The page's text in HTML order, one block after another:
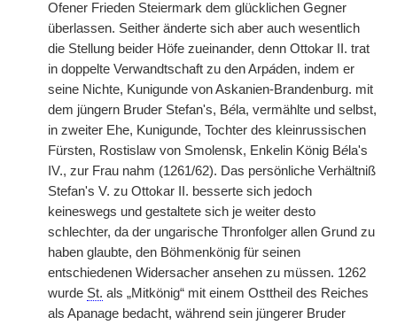
Ofener Frieden Steiermark dem glücklichen Gegner
überlassen. Seither änderte sich aber auch wesentlich
die Stellung beider Höfe zueinander, denn Ottokar II. trat
in doppelte Verwandtschaft zu den Arpáden, indem er
seine Nichte, Kunigunde von Askanien-Brandenburg. mit
dem jüngern Bruder Stefan's, Béla, vermählte und selbst,
in zweiter Ehe, Kunigunde, Tochter des kleinrussischen
Fürsten, Rostislaw von Smolensk, Enkelin König Béla's
IV., zur Frau nahm (1261/62). Das persönliche Verhältniß
Stefan's V. zu Ottokar II. besserte sich jedoch
keineswegs und gestaltete sich je weiter desto
schlechter, da der ungarische Thronfolger allen Grund zu
haben glaubte, den Böhmenkönig für seinen
entschiedenen Widersacher ansehen zu müssen. 1262
wurde St. als „Mitkönig“ mit einem Osttheil des Reiches
als Apanage bedacht, während sein jüngerer Bruder